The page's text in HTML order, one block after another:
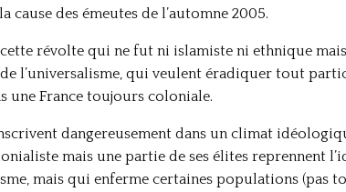
des émeutes de l’automne 2005.
cette révolte qui ne fut ni islamiste ni ethnique
l’universalisme, qui veulent éradiquer tout
une France toujours coloniale.
dangereusement dans un climat
mais une partie de ses élites reprennent
mais qui enferme certaines populations (pas